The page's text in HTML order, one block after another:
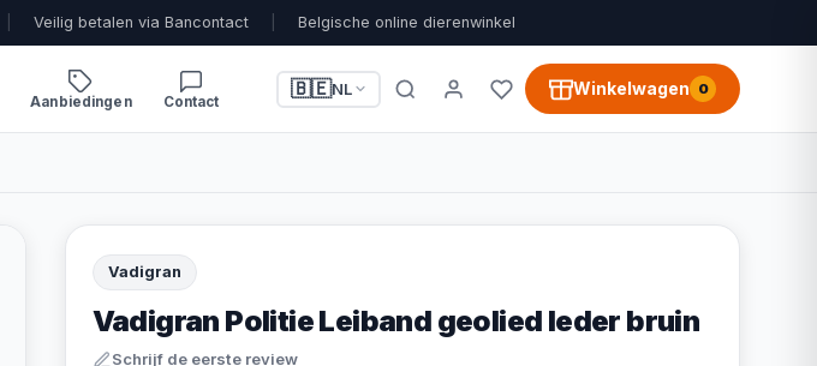
Veilig betalen via Bancontact Belgische online dierenwinkel
Aanbiedingen Contact
🇧🇪NL Winkelwagen 0
Vadigran
Vadigran Politie Leiband geolied leder bruin
Schrijf de eerste review